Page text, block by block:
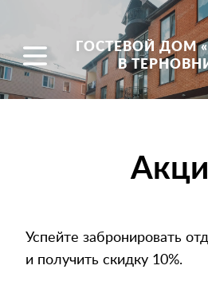
ГОСТЕВОЙ ДОМ
В
Успейте забронировать
и получить скидку 10%.